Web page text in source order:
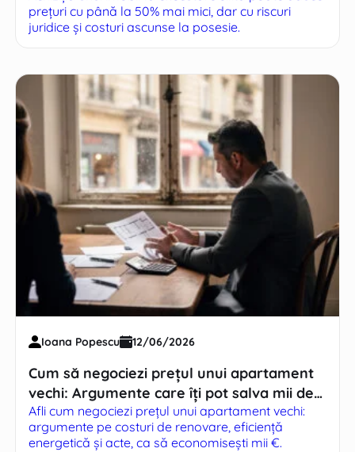
prețuri cu până la 50% mai mici, dar cu riscuri
juridice și costuri ascunse la posesie.
Ioana Popescu 12/06/2026
Cum să negociezi prețul unui apartament
vechi: Argumente care îți pot salva mii de
euro
Afli cum negociezi prețul unui apartament vechi:
argumente pe costuri de renovare, eficiență
energetică și acte, ca să economisești mii €.